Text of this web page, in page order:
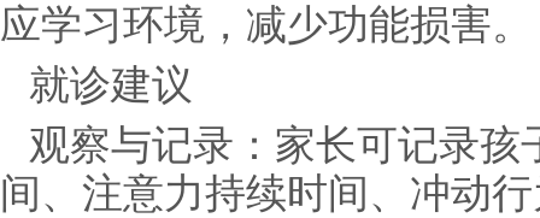
应学习环境，减少功能损害。
就诊建议
观察与记录：家长可记录
间、注意力持续时间、冲动